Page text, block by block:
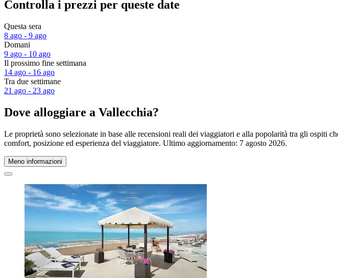
Controlla i prezzi per queste date
Questa sera
8 ago - 9 ago
Domani
9 ago - 10 ago
Il prossimo fine settimana
14 ago - 16 ago
Tra due settimane
21 ago - 23 ago
Dove alloggiare a Vallecchia?
Le proprietà sono selezionate in base alle recensioni reali dei viaggiatori e alla popolarità tra gli ospiti
comfort, posizione ed esperienza del viaggiatore. Ultimo aggiornamento: 7 agosto 2026.
Meno informazioni